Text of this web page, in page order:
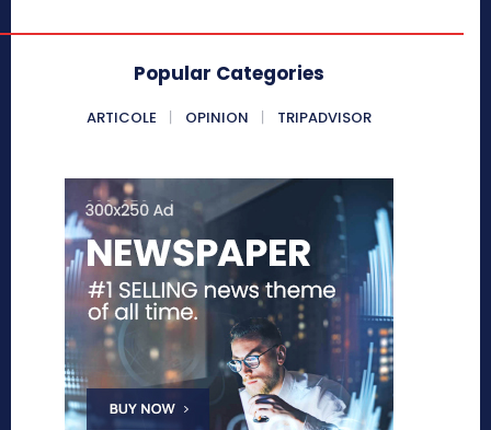
Popular Categories
ARTICOLE OPINION TRIPADVISOR